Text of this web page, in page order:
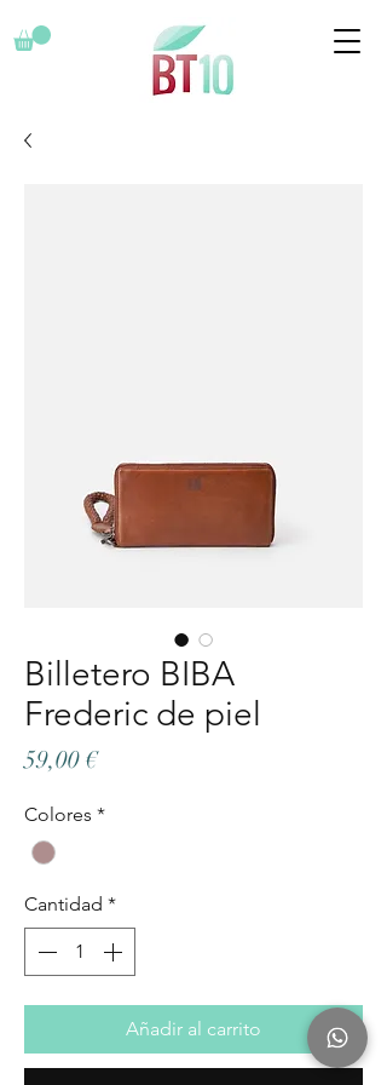
Billetero BIBA
Frederic de piel
59,00 €Precio
Colores *
Cantidad *
Añadir al carrito